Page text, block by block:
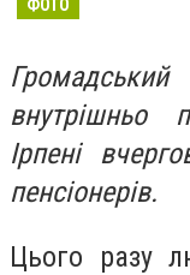
ФОТО
внутрішньо
Ірпені
пенсіонерів.
Цього разу